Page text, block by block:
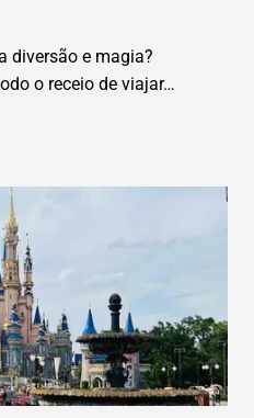
diversão e magia?
o receio de viajar…